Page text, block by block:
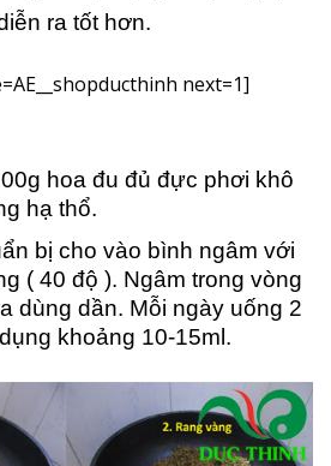
ra tốt hơn.
next=1]
hoa đu đủ đực phơi khô
hạ thổ.
bị cho vào bình ngâm với
( 40 độ ). Ngâm trong vòng
dùng dần. Mỗi ngày uống 2
khoảng 10-15ml.